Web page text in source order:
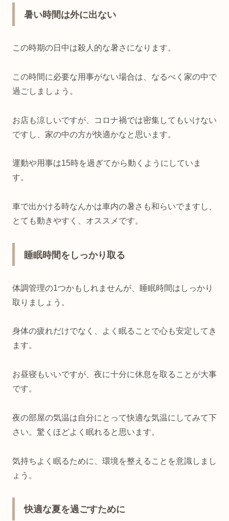
暑い時間は外に出ない
この時期の日中は殺人的な暑さになります。
この時間に必要な用事がない場合は、なるべく家の中で
過ごしましょう。
お店も涼しいですが、コロナ禍では密集してもいけない
ですし、家の中の方が快適かなと思います。
運動や用事は15時を過ぎてから動くようにしていま
す。
車で出かける時なんかは車内の暑さも和らいでますし、
とても動きやすく、オススメです。
睡眠時間をしっかり取る
体調管理の1つかもしれませんが、睡眠時間はしっかり
取りましょう。
身体の疲れだけでなく、よく眠ることで心も安定してき
ます。
お昼寝もいいですが、夜に十分に休息を取ることが大事
です。
夜の部屋の気温は自分にとって快適な気温にしてみて下
さい。驚くほどよく眠れると思います。
気持ちよく眠るために、環境を整えることを意識しまし
ょう。
快適な夏を過ごすために